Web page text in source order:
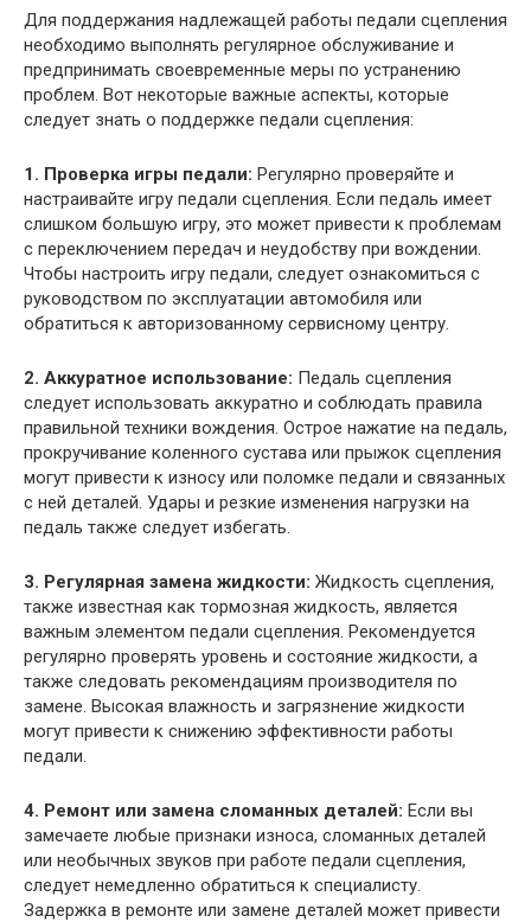
Для поддержания надлежащей работы педали сцепления
необходимо выполнять регулярное обслуживание и
предпринимать своевременные меры по устранению
проблем. Вот некоторые важные аспекты, которые
следует знать о поддержке педали сцепления:
1. Проверка игры педали: Регулярно проверяйте и
настраивайте игру педали сцепления. Если педаль имеет
слишком большую игру, это может привести к проблемам
с переключением передач и неудобству при вождении.
Чтобы настроить игру педали, следует ознакомиться с
руководством по эксплуатации автомобиля или
обратиться к авторизованному сервисному центру.
2. Аккуратное использование: Педаль сцепления
следует использовать аккуратно и соблюдать правила
правильной техники вождения. Острое нажатие на педаль,
прокручивание коленного сустава или прыжок сцепления
могут привести к износу или поломке педали и связанных
с ней деталей. Удары и резкие изменения нагрузки на
педаль также следует избегать.
3. Регулярная замена жидкости: Жидкость сцепления,
также известная как тормозная жидкость, является
важным элементом педали сцепления. Рекомендуется
регулярно проверять уровень и состояние жидкости, а
также следовать рекомендациям производителя по
замене. Высокая влажность и загрязнение жидкости
могут привести к снижению эффективности работы
педали.
4. Ремонт или замена сломанных деталей: Если вы
замечаете любые признаки износа, сломанных деталей
или необычных звуков при работе педали сцепления,
следует немедленно обратиться к специалисту.
Задержка в ремонте или замене деталей может привести